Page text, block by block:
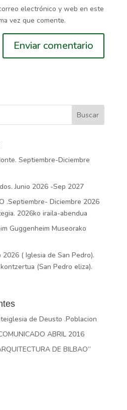
electrónico y web en este
vez que comente.
Septiembre-Diciembre
Junio 2026 -Sep 2027
.Septiembre- Diciembre 2026
2026ko iraila-abendua
Guggenheim Museorako
( Iglesia de San Pedro).
(San Pedro eliza).
de Deusto .Poblacion
ABRIL 2016
DE BILBAO”